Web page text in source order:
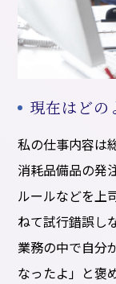
現在はどの
私の仕事内容は
消耗品備品の発
ルールなどを上
ねて試行錯誤し
業務の中で自分
なったよ」と褒